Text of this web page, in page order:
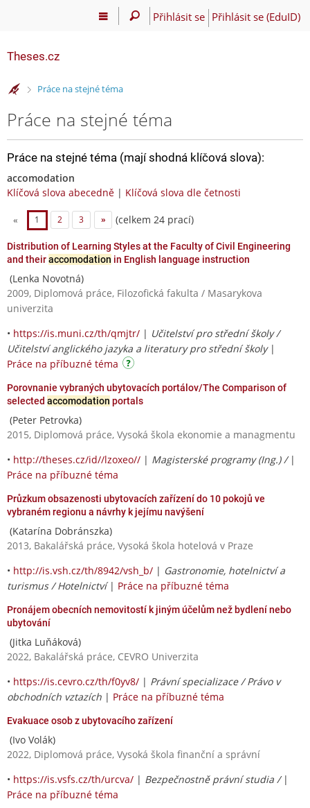
Přihlásit se Přihlásit se (EduID)
Theses.cz
>Práce na stejné téma
Práce na stejné téma
Práce na stejné téma (mají shodná klíčová slova):
accomodation
Klíčová slova abecedně | Klíčová slova dle četnosti
« 1 2 3 » (celkem 24 prací)
Distribution of Learning Styles at the Faculty of Civil Engineering
and theiraccomodation in English language instruction
(Lenka Novotná)
2009, Diplomová práce, Filozofická fakulta / Masarykova
univerzita
• https://is.muni.cz/th/qmjtr/ | Učitelství pro střední školy /
Učitelství anglického jazyka a literatury pro střední školy|
Práce na příbuzné téma
Porovnanie vybraných ubytovacích portálov/The Comparison of
selected accomodation portals
(Peter Petrovka)
2015, Diplomová práce, Vysoká škola ekonomie a managmentu
• http://theses.cz/id//lzoxeo// | Magisterské programy (Ing.) / |
Práce na příbuzné téma
Průzkum obsazenosti ubytovacích zařízení do 10 pokojů ve
vybraném regionu a návrhy k jejímu navýšení
(Katarína Dobránszka)
2013, Bakalářská práce, Vysoká škola hotelová v Praze
• http://is.vsh.cz/th/8942/vsh_b/ | Gastronomie, hotelnictví a
turismus / Hotelnictví| Práce na příbuzné téma
Pronájem obecních nemovitostí k jiným účelům než bydlení nebo
ubytování
(Jitka Luňáková)
2022, Bakalářská práce, CEVRO Univerzita
• https://is.cevro.cz/th/f0yv8/ | Právní specializace / Právo v
obchodních vztazích | Práce na příbuzné téma
Evakuace osob z ubytovacího zařízení
(Ivo Volák)
2022, Diplomová práce, Vysoká škola finanční a správní
• https://is.vsfs.cz/th/urcva/ | Bezpečnostně právní studia / |
Práce na příbuzné téma